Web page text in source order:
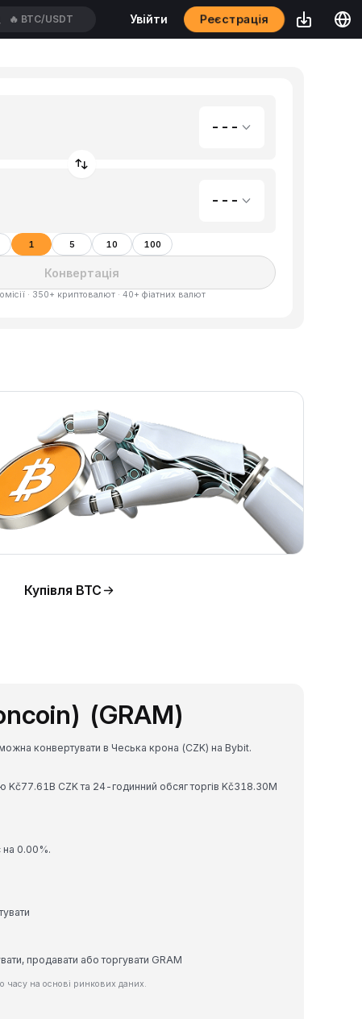
🔥 BTC/USDT Увійти Реєстрація
---
---
1 5 10 100
Конвертація
· 350+ криптовалют · 40+ фіатних валют
Купівля BTC
(GRAM)
конвертувати в Чеська крона (CZK) на Bybit.
Kč77.61B CZK та 24-годинний обсяг торгів Kč318.30M
на 0.00%.
продавати або торгувати GRAM
часу на основі ринкових даних.